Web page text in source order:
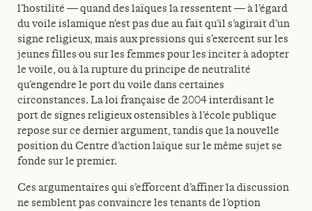
l’hostilité — quand des laïques la ressentent — à l’égard
du voile islamique n’est pas due au fait qu’il s’agirait d’un
signe religieux, mais aux pressions qui s’exercent sur les
jeunes filles ou sur les femmes pour les inciter à adopter
le voile, ou à la rupture du principe de neutralité
qu’engendre le port du voile dans certaines
circonstances. La loi française de 2004 interdisant le
port de signes religieux ostensibles à l’école publique
repose sur ce dernier argument, tandis que la nouvelle
position du Centre d’action laïque sur le même sujet se
fonde sur le premier.
Ces argumentaires qui s’efforcent d’affiner la discussion
ne semblent pas convaincre les tenants de l’option